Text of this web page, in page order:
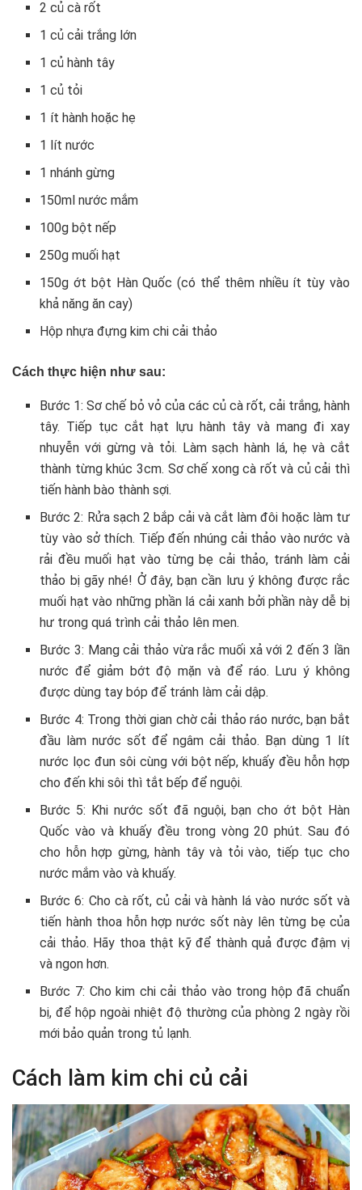
2 củ cà rốt
1 củ cải trắng lớn
1 củ hành tây
1 củ tỏi
1 ít hành hoặc hẹ
1 lít nước
1 nhánh gừng
150ml nước mắm
100g bột nếp
250g muối hạt
150g ớt bột Hàn Quốc (có thể thêm nhiều ít tùy vào
khả năng ăn cay)
Hộp nhựa đựng kim chi cải thảo
Cách thực hiện như sau:
Bước 1: Sơ chế bỏ vỏ của các củ cà rốt, cải trắng, hành
tây. Tiếp tục cắt hạt lựu hành tây và mang đi xay
nhuyễn với gừng và tỏi. Làm sạch hành lá, hẹ và cắt
thành từng khúc 3cm. Sơ chế xong cà rốt và củ cải thì
tiến hành bào thành sợi.
Bước 2: Rửa sạch 2 bắp cải và cắt làm đôi hoặc làm tư
tùy vào sở thích. Tiếp đến nhúng cải thảo vào nước và
rải đều muối hạt vào từng bẹ cải thảo, tránh làm cải
thảo bị gãy nhé! Ở đây, bạn cần lưu ý không được rắc
muối hạt vào những phần lá cải xanh bởi phần này dễ bị
hư trong quá trình cải thảo lên men.
Bước 3: Mang cải thảo vừa rắc muối xả với 2 đến 3 lần
nước để giảm bớt độ mặn và để ráo. Lưu ý không
được dùng tay bóp để tránh làm cải dập.
Bước 4: Trong thời gian chờ cải thảo ráo nước, bạn bắt
đầu làm nước sốt để ngâm cải thảo. Bạn dùng 1 lít
nước lọc đun sôi cùng với bột nếp, khuấy đều hỗn hợp
cho đến khi sôi thì tắt bếp để nguội.
Bước 5: Khi nước sốt đã nguội, bạn cho ớt bột Hàn
Quốc vào và khuấy đều trong vòng 20 phút. Sau đó
cho hỗn hợp gừng, hành tây và tỏi vào, tiếp tục cho
nước mắm vào và khuấy.
Bước 6: Cho cà rốt, củ cải và hành lá vào nước sốt và
tiến hành thoa hỗn hợp nước sốt này lên từng bẹ của
cải thảo. Hãy thoa thật kỹ để thành quả được đậm vị
và ngon hơn.
Bước 7: Cho kim chi cải thảo vào trong hộp đã chuẩn
bị, để hộp ngoài nhiệt độ thường của phòng 2 ngày rồi
mới bảo quản trong tủ lạnh.
Cách làm kim chi củ cải